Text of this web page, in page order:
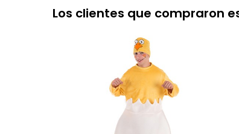
Los clientes que compraron